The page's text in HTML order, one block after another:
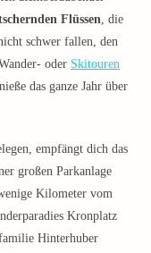
Flüssen, die
schwer fallen, den
oder Skitouren
das ganze Jahr über
empfängt dich das
großen Parkanlage
Kilometer vom
Kronplatz
Hinterhuber